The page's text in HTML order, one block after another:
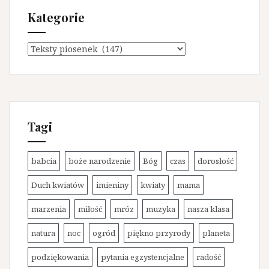
Kategorie
K
t
g
r
i
e
Tagi
babcia boże narodzenie Bóg czas dorosłość
Duch kwiatów imieniny kwiaty mama
marzenia miłość mróz muzyka nasza klasa
natura noc ogród piękno przyrody planeta
podziękowania pytania egzystencjalne radość